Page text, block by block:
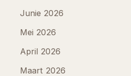
Junie 2026
Mei 2026
April 2026
Maart 2026